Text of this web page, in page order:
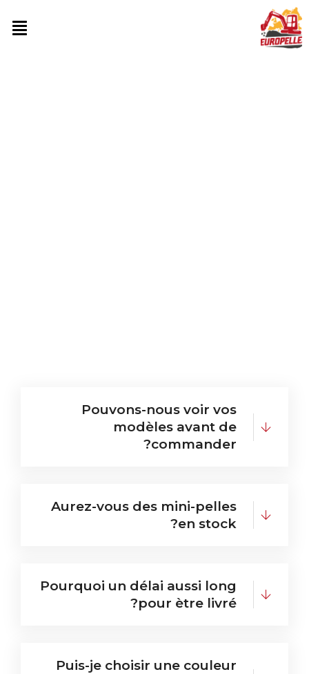
Pouvons-nous voir vos
modèles avant de
commander?
Aurez-vous des mini-pelles
en stock?
Pourquoi un délai aussi long
pour ètre livré?
Puis-je choisir une couleur